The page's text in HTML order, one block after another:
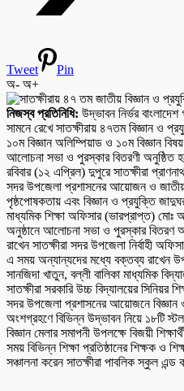
Tweet
Pin
অ- অ+
নিজস্ব প্রতিনিধি: উদ্ভাবন নির্ভর
সামনে রেখে সাতক্ষীরায় ৪৭তম বিজ্ঞান ও
১০ম বিজ্ঞান অলিম্পিয়াড ও ১০ম বিজ্ঞান
আলোচনা সভা ও পুরস্কার বিতরণী অনুষ্ঠিত
রবিবার (১২ এপ্রিল) দুপুরে সাতক্ষীরা
সদর উপজেলা প্রশাসনের আয়োজন ও জাতীয়
পৃষ্ঠপোষকতায় এবং বিজ্ঞান ও প্রযুক্তি
মাধ্যমিক শিক্ষা অফিসার (ভারপ্রাপ্ত)
অনুষ্ঠানে আলোচনা সভা ও পুরস্কার বিতরণ
রাখেন সাতক্ষীরা সদর উপজেলা নির্বাহী
এ সময় অন্যান্যদের মধ্যে বক্তব্য রাখেন
সানজিদা খাতুন, বল্লী বালিকা মাধ্যমিক
সাতক্ষীরা সরকারি উচ্চ বিদ্যালয়ের
সদর উপজেলা প্রশাসনের আয়োজনে বিজ্ঞান ও
অংশগ্রহণে বিভিন্ন উদ্ভাবন নিয়ে ১৮টি
বিজ্ঞান মেলার সমাপনী উপলক্ষে বিজয়ী
সময় বিভিন্ন শিক্ষা প্রতিষ্ঠানের শিক্ষক ও
সঞ্চালনা করেন সাতক্ষীরা পাবলিক স্কুল